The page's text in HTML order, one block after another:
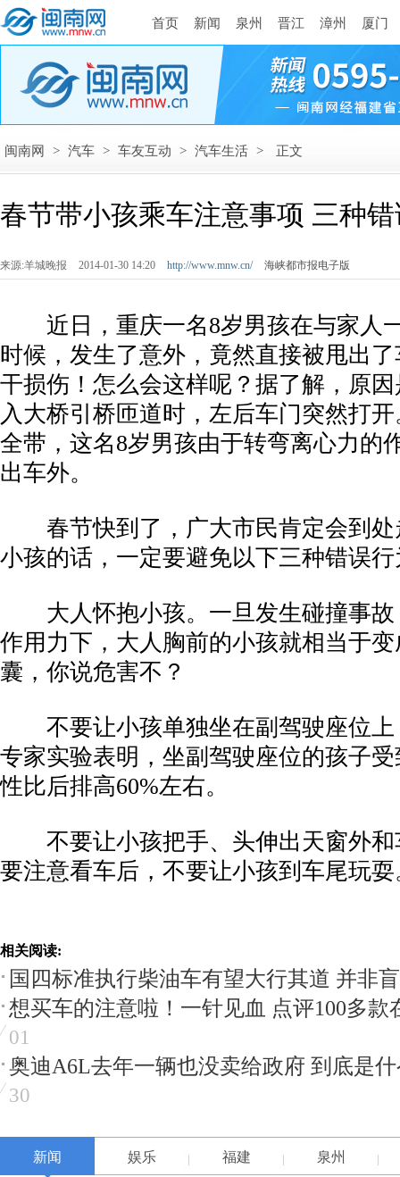
首页 新闻 泉州 晋江 漳州 厦门
闽南网 > 汽车 > 车友互动 > 汽车生活 > 正文
春节带小孩乘车注意事项 三种
来源:羊城晚报 2014-01-30 14:20 http://www.mnw.cn/ 海峡都市报电子版
近日，重庆一名8岁男孩在与家人
时候，发生了意外，竟然直接被甩出
干损伤！怎么会这样呢？据了解，原
入大桥引桥匝道时，左后车门突然打
全带，这名8岁男孩由于转弯离心力的
出车外。
春节快到了，广大市民肯定会到处
小孩的话，一定要避免以下三种错误
大人怀抱小孩。一旦发生碰撞事故
作用力下，大人胸前的小孩就相当于
囊，你说危害不？
不要让小孩单独坐在副驾驶座位上
专家实验表明，坐副驾驶座位的孩子
性比后排高60%左右。
不要让小孩把手、头伸出天窗外和
要注意看车后，不要让小孩到车尾玩
相关阅读:
国四标准执行柴油车有望大行其道 并非
想买车的注意啦！一针见血 点评100多款
01
奥迪A6L去年一辆也没卖给政府 到底是
30
新闻 娱乐 福建 泉州